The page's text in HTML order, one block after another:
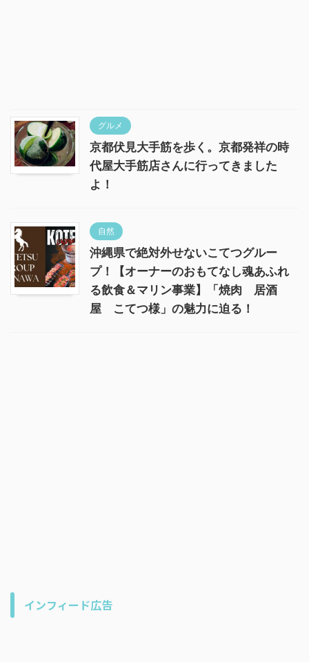
グルメ
京都伏見大手筋を歩く。京都発祥の時
代屋大手筋店さんに行ってきました
よ！
自然
沖縄県で絶対外せないこてつグルー
プ！【オーナーのおもてなし魂あふれ
る飲食＆マリン事業】「焼肉 居酒
屋 こてつ様」の魅力に迫る！
インフィード広告